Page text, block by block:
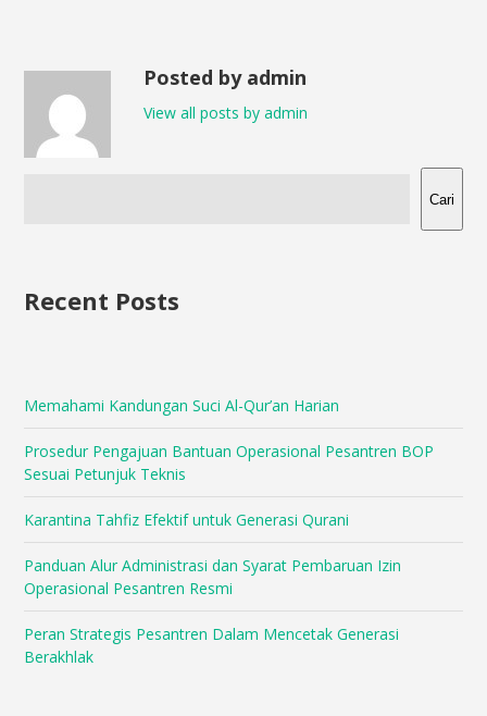
Posted by admin
View all posts by admin
Cari
Recent Posts
Memahami Kandungan Suci Al-Qur’an Harian
Prosedur Pengajuan Bantuan Operasional Pesantren BOP
Sesuai Petunjuk Teknis
Karantina Tahfiz Efektif untuk Generasi Qurani
Panduan Alur Administrasi dan Syarat Pembaruan Izin
Operasional Pesantren Resmi
Peran Strategis Pesantren Dalam Mencetak Generasi
Berakhlak